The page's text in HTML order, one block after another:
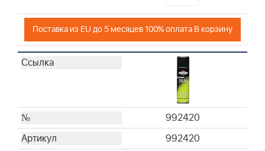
Поставка из EU до 5 месяцев 100% оплата В корзину
992420
992420